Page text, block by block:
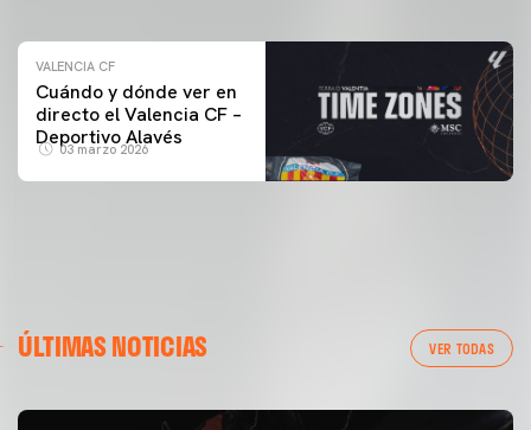
VALENCIA CF
Cuándo y dónde ver en
directo el Valencia CF –
Deportivo Alavés
03 marzo 2026
ÚLTIMAS NOTICIAS VER TODAS